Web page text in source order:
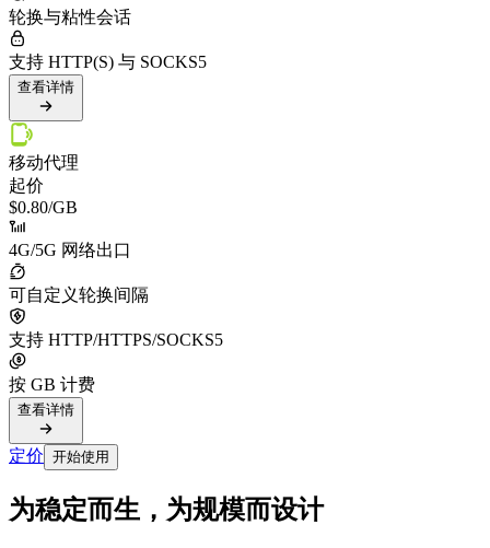
轮换与粘性会话
支持 HTTP(S) 与 SOCKS5
查看详情
移动代理
起价
$0.80/GB
4G/5G 网络出口
可自定义轮换间隔
支持 HTTP/HTTPS/SOCKS5
按 GB 计费
查看详情
定价 开始使用
为稳定而生，为规模而设计